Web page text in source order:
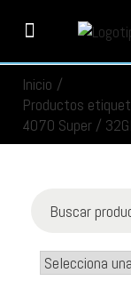
Inicio /
Productos
4070 Super /